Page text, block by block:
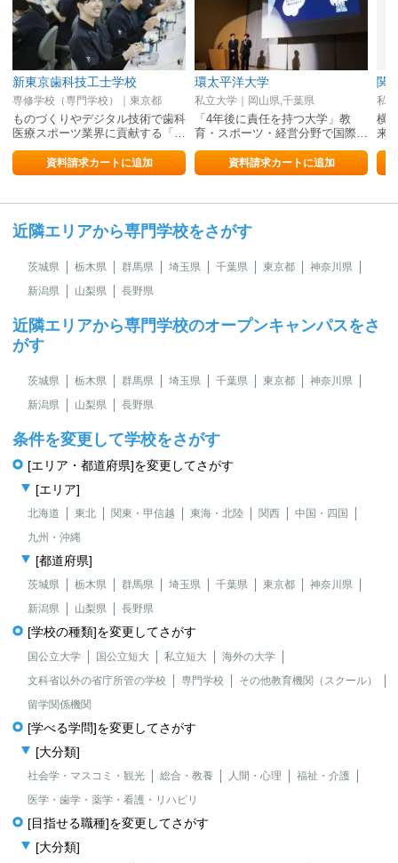
新東京歯科技工士学校
専修学校（専門学校）｜東京都
ものづくりやデジタル技術で歯科
医療スポーツ業界に貢献する「…
資料請求カートに追加
環太平洋大学
私立大学｜岡山県,千葉県
「4年後に責任を持つ大学」教
育・スポーツ・経営分野で国際…
資料請求カートに追加
関
私
横
来
近隣エリアから専門学校をさがす
茨城県 栃木県 群馬県 埼玉県 千葉県 東京都
神奈川県
新潟県
山梨県 長野県
近隣エリアから専門学校のオープンキャンパスをさ
がす
茨城県 栃木県 群馬県 埼玉県 千葉県 東京都
神奈川県
新潟県
山梨県 長野県
条件を変更して学校をさがす
[エリア・都道府県]を変更してさがす
[エリア]
北海道 東北 関東・甲信越 東海・北陸 関西
中国・四国
九州・沖縄
[都道府県]
茨城県 栃木県 群馬県 埼玉県 千葉県 東京都
神奈川県
新潟県
山梨県 長野県
[学校の種類]を変更してさがす
国公立大学 国公立短大 私立短大
海外の大学
文科省以外の省庁所管の学校
専門学校
その他教育機関（スクール）
留学関係機関
[学べる学問]を変更してさがす
[大分類]
社会学・マスコミ・観光 総合・教養 人間・心理
福祉・介護
医学・歯学・薬学・看護・リハビリ
[目指せる職種]を変更してさがす
[大分類]